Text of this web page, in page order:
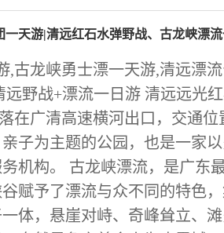
一天游|清远红石水弹野战、古龙峡漂
,古龙峡勇士漂一天游,清远漂
远野战+漂流一日游 清远远光
在广清高速横河出口，交通
子为主题的公园，也是一家
机构。 古龙峡漂流，是广东
赋予了漂流与众不同的特色
体，悬崖对峙、奇峰耸立、